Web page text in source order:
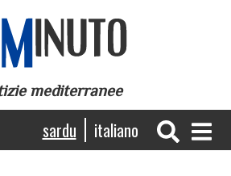
mediterranee
sardu italiano